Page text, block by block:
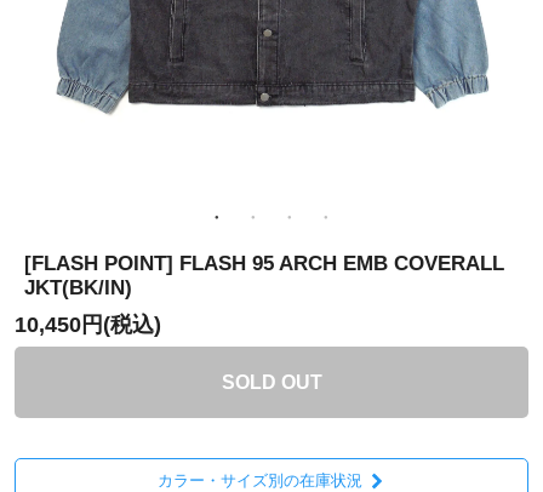
[FLASH POINT] FLASH 95 ARCH EMB COVERALL
JKT(BK/IN)
10,450円(税込)
SOLD OUT
カラー・サイズ別の在庫状況